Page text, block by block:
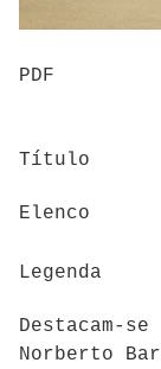
PDF
Título
Elenco
Legenda
Destacam-
Norberto